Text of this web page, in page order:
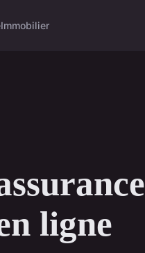
Immobilier
ligne